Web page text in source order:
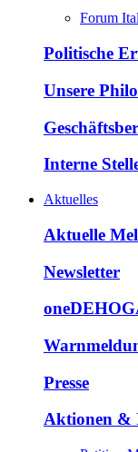
Forum
Politische
Unsere
Interne
Aktuelles
Aktuelle
Newsletter
Presse
Aktionen &